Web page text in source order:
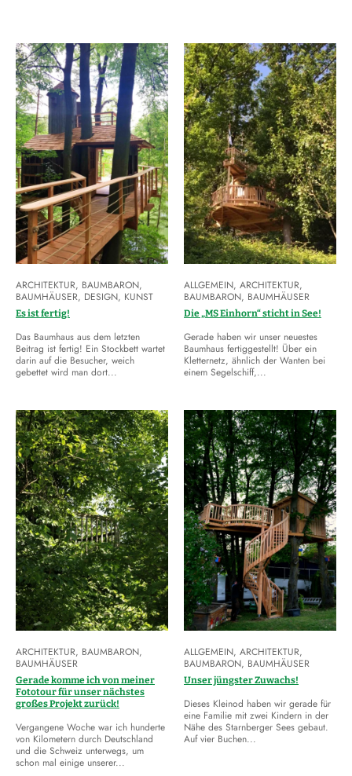
Es ist fertig!
ARCHITEKTUR, BAUMBARON,
BAUMHÄUSER, DESIGN, KUNST
Das Baumhaus aus dem letzten
Beitrag ist fertig! Ein Stockbett wartet
darin auf die Besucher, weich
gebettet wird man dort...
Die „MS Einhorn“ sticht in See!
ALLGEMEIN, ARCHITEKTUR,
BAUMBARON, BAUMHÄUSER
Gerade haben wir unser neuestes
Baumhaus fertiggestellt! Über ein
Kletternetz, ähnlich der Wanten bei
einem Segelschiff,...
Gerade komme ich von meiner
Fototour für unser nächstes
großes Projekt zurück!
ARCHITEKTUR, BAUMBARON,
BAUMHÄUSER
Vergangene Woche war ich hunderte
von Kilometern durch Deutschland
und die Schweiz unterwegs, um
schon mal einige unserer...
Unser jüngster Zuwachs!
ALLGEMEIN, ARCHITEKTUR,
BAUMBARON, BAUMHÄUSER
Dieses Kleinod haben wir gerade für
eine Familie mit zwei Kindern in der
Nähe des Starnberger Sees gebaut.
Auf vier Buchen...